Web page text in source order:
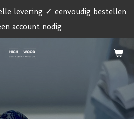
levering ✓ eenvoudig bestellen
account nodig